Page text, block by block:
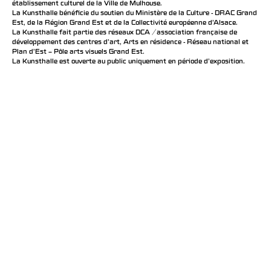
établissement culturel de la Ville de Mulhouse.
La Kunsthalle bénéficie du soutien du Ministère de la Culture - DRAC Grand
Est, de la Région Grand Est et de la Collectivité européenne d’Alsace.
La Kunsthalle fait partie des réseaux DCA / association française de
développement des centres d'art, Arts en résidence - Réseau national et
Plan d’Est – Pôle arts visuels Grand Est.
La Kunsthalle est ouverte au public uniquement en période d'exposition.